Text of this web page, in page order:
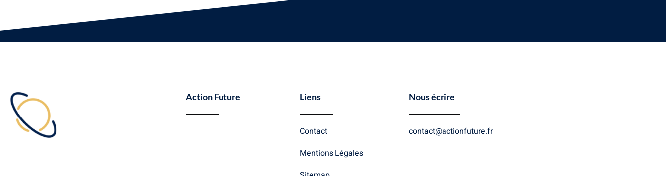
Action Future Liens
Contact
Mentions Légales
Nous écrire
contact@actionfuture.fr